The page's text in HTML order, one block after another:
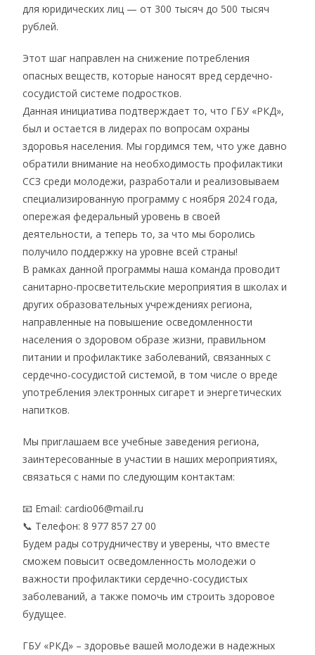
для юридических лиц — от 300 тысяч до 500 тысяч
рублей.
Этот шаг направлен на снижение потребления
опасных веществ, которые наносят вред сердечно-
сосудистой системе подростков.
Данная инициатива подтверждает то, что ГБУ «РКД»,
был и остается в лидерах по вопросам охраны
здоровья населения. Мы гордимся тем, что уже давно
обратили внимание на необходимость профилактики
ССЗ среди молодежи, разработали и реализовываем
специализированную программу с ноября 2024 года,
опережая федеральный уровень в своей
деятельности, а теперь то, за что мы боролись
получило поддержку на уровне всей страны!
В рамках данной программы наша команда проводит
санитарно-просветительские мероприятия в школах и
других образовательных учреждениях региона,
направленные на повышение осведомленности
населения о здоровом образе жизни, правильном
питании и профилактике заболеваний, связанных с
сердечно-сосудистой системой, в том числе о вреде
употребления электронных сигарет и энергетических
напитков.
Мы приглашаем все учебные заведения региона,
заинтересованные в участии в наших мероприятиях,
связаться с нами по следующим контактам:
📧 Email: cardio06@mail.ru
📞 Телефон: 8 977 857 27 00
Будем рады сотрудничеству и уверены, что вместе
сможем повысит осведомленность молодежи о
важности профилактики сердечно-сосудистых
заболеваний, а также помочь им строить здоровое
будущее.
ГБУ «РКД» – здоровье вашей молодежи в надежных